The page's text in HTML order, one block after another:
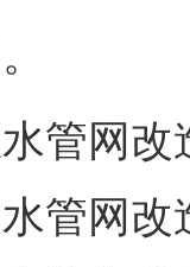
网改
管网